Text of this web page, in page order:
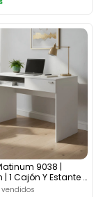
9038 |
| 1 Cajón Y Estante |
vendidos